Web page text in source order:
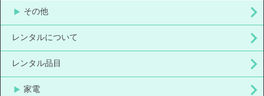
その他
レンタルについて
レンタル品目
家電